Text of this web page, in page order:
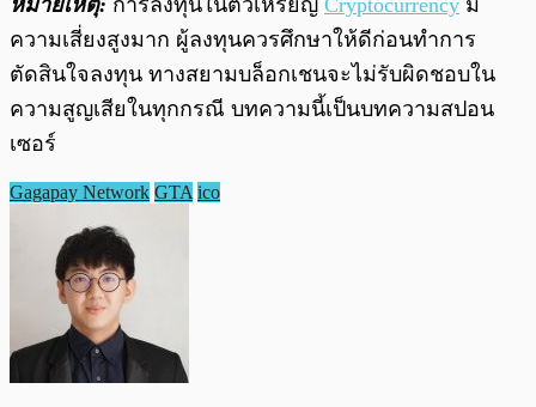
หมายเหตุ: การลงทุนในตัวเหรียญ Cryptocurrency มี
ความเสี่ยงสูงมาก ผู้ลงทุนควรศึกษาให้ดีก่อนทำการ
ตัดสินใจลงทุน ทางสยามบล็อกเชนจะไม่รับผิดชอบใน
ความสูญเสียในทุกกรณี บทความนี้เป็นบทความสปอน
เซอร์
Gagapay Network GTA ico